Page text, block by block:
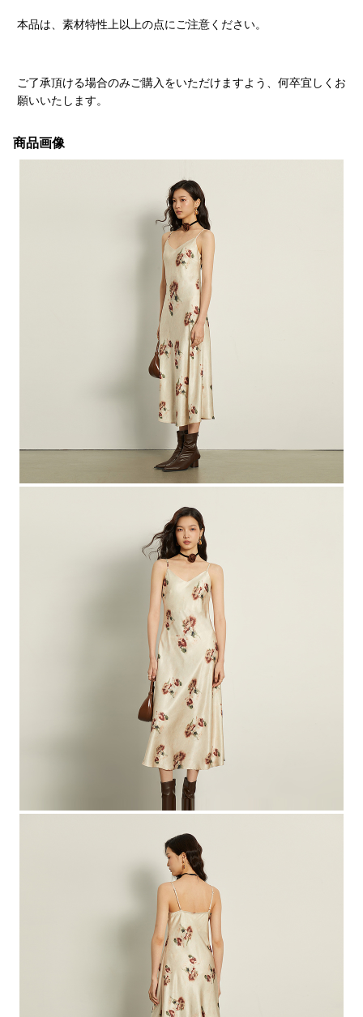
本品は、素材特性上以上の点にご注意ください。
ご了承頂ける場合のみご購入をいただけますよう、何卒宜しくお
願いいたします。
商品画像